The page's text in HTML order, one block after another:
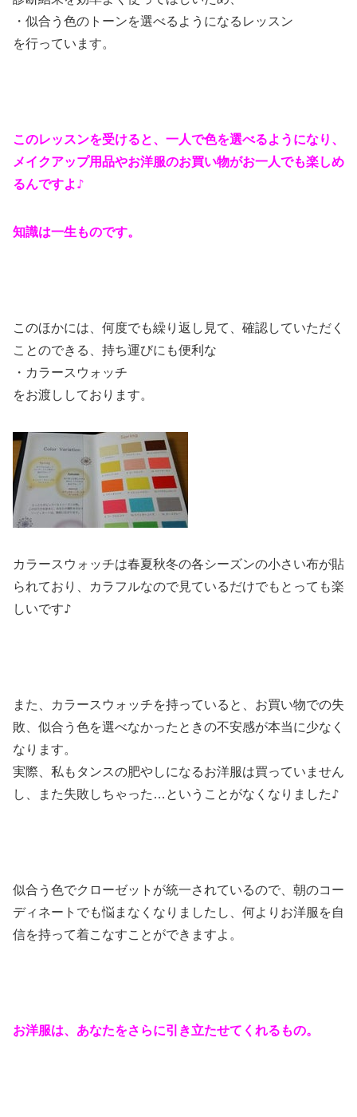
・似合う色のトーンを選べるようになるレッスン
を行っています。
このレッスンを受けると、一人で色を選べるようになり、
メイクアップ用品やお洋服のお買い物がお一人でも楽しめ
るんですよ ♪
知識は一生ものです。
このほかには、何度でも繰り返し見て、確認していただく
ことのできる、持ち運びにも便利な
・カラースウォッチ
をお渡ししております。
カラースウォッチは春夏秋冬の各シーズンの小さい布が貼
られており、カラフルなので見ているだけでもとっても楽
しいです♪
また、カラースウォッチを持っていると、お買い物での失
敗、似合う色を選べなかったときの不安感が本当に少なく
なります。
実際、私もタンスの肥やしになるお洋服は買っていません
し、また失敗しちゃった…ということがなくなりました♪
似合う色でクローゼットが統一されているので、朝のコー
ディネートでも悩まなくなりましたし、何よりお洋服を自
信を持って着こなすことができますよ。
お洋服は、あなたをさらに引き立たせてくれるもの。